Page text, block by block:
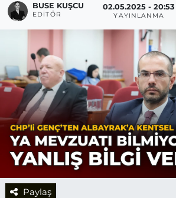
BUSE KUŞCU
EDITÖR
02.05.2025 - 20:53
YAYINLANMA
Paylaş